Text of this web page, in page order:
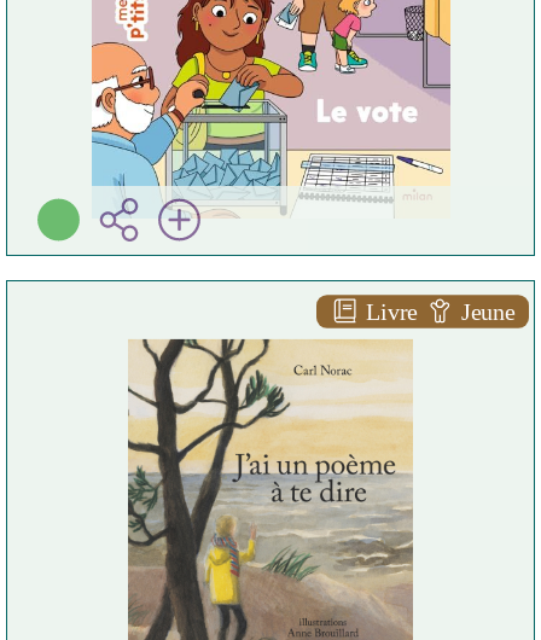
Livre Jeune
J'ai un poème à te dire
Carl NORAC
Pastel ( [Bruxelles] - 2026 )
Plus d'infos